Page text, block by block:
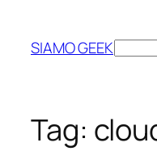
contenuto
SIAMO GEEKCerca
Tag: